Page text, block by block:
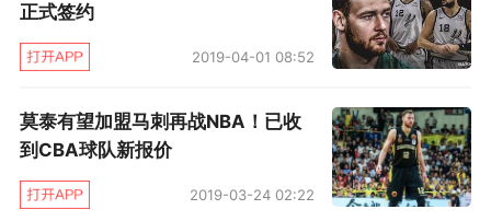
正式签约
2019-04-01 08:52
莫泰有望加盟马刺再战NBA！已收
到CBA球队新报价
2019-03-24 02:22